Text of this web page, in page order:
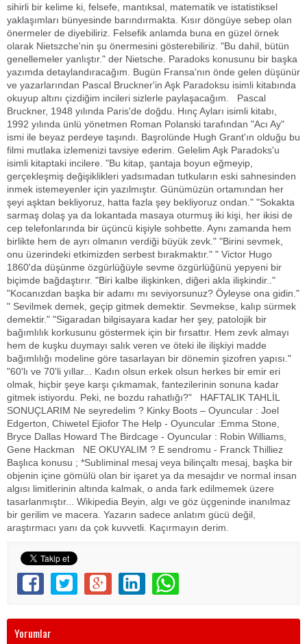
sihirli bir kelime ki, felsefe, mantıksal, matematik ve istatistiksel
yaklaşımları bünyesinde barındırmakta. Kısır döngüye sebep olan
önermeler de diyebiliriz. Felsefik anlamda buna en güzel örnek
olarak Nietszche'nin şu önermesini gösterebiliriz. "Bu dahil, bütün
genellemeler yanlıştır." der Nietsche. Paradoks konusunu bir başka
yazımda detaylandıracağım. Bugün Fransa'nın önde gelen düşünür
ve yazarlarından Pascal Bruckner'in Aşk Paradoksu isimli kitabında
okuyup altını çizdiğim incileri sizlerle paylaşacağım. Pascal
Bruckner, 1948 yılında Paris'de doğdu. Hınç Ayları isimli kitabı,
1992 yılında ünlü yönetmen Roman Polanski tarafından "Acı Ay"
ismi ile beyaz perdeye taşındı. Başrolünde Hugh Grant'ın olduğu bu
filmi mutlaka izlemenizi tavsiye ederim. Gelelim Aşk Paradoks'u
isimli kitaptaki incilere. "Bu kitap, şantaja boyun eğmeyip,
gerçekleşmiş değişiklikleri yadsımadan tutkuların eski sahnesinden
inmek istemeyenler için yazılmıştır. Günümüzün ortamından her
şeyi aşktan bekliyoruz, hatta fazla şey bekliyoruz ondan." "Sokakta
sarmaş dolaş ya da lokantada masaya oturmuş iki kişi, her ikisi de
cep telefonlarında bir üçüncü kişiyle sohbette. Aynı zamanda hem
birlikte hem de ayrı olmanın verdiği büyük zevk." "Birini sevmek,
onu üzerindeki etkimizden serbest bırakmaktır." " Victor Hugo
1860'da düşünme özgürlüğüyle sevme özgürlüğünü yepyeni bir
biçimde bağdaştırır. "Biri kalbe ilişkinken, diğeri akla ilişkindir.."
"Kocanızdan başka bir adamı mı seviyorsunuz? Öyleyse ona gidin."
" Sevilmek demek, geçip gitmek demektir. Sevmekse, kalıp sürmek
demektir." "Sigaradan bilgisayara kadar her şey, patolojik bir
bağımlılık korkusunu göstermek için bir fırsattır. Hem zevk almayı
hem de kuşku duymayı salık veren ve öteki ile ilişkiyi madde
bağımlılığı modeline göre tasarlayan bir dönemin şizofren yapısı."
"60'lı ve 70'li yıllar... Kadın olsun erkek olsun herkes bir emir eri
olmak, hiçbir şeye karşı çıkmamak, fantezilerinin sonuna kadar
gitmek istiyordu. Peki, ne bozdu rahatlığı?" HAFTALIK TAHLİL
SONUÇLARIM Ne seyredelim ? Kinky Boots – Oyuncular : Joel
Edgerton, Chiwetel Ejiofor The Help - Oyuncular :Emma Stone,
Bryce Dallas Howard The Birdcage - Oyuncular : Robin Williams,
Gene Hackman NE OKUYALIM ? E sendromu - Franck Thilliez
Başlıca konusu ; *Subliminal mesaj veya bilinçaltı mesaj, başka bir
objenin içine gömülü olan bir işaret ya da mesajdır ve normal insan
algısı limitlerinin altında kalmak, o anda fark edilmemek üzere
tasarlanmıştır... Wikipedia Beyin, algı ve göz üçgeninde inanılmaz
bir gerilim ve macera. Yazarın sadece anlatım gücü değil,
araştırmacı yanı da çok kuvvetli. Kaçırmayın derim.
Yorumlar